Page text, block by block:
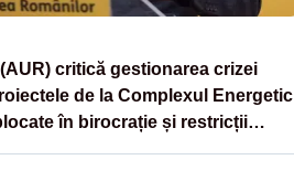
critică gestionarea crizei
de la Complexul Energetic
în birocrație și restricții